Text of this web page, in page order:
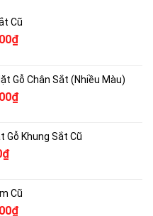
Cũ
₫Giá
là:
1,300,000₫.
Gỗ Chân Sắt (Nhiều Màu)
₫Giá
là:
Gỗ Khung Sắt Cũ
₫Giá
là:
850,000₫.
Cũ
₫Giá